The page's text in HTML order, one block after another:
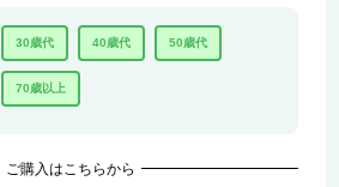
30歳代 40歳代 50歳代
70歳以上
ご購入はこちらから